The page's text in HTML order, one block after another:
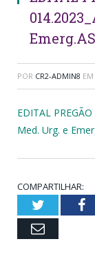
POR CR2-ADMIN8 EM
EDITAL
Med. Urg. e
COMPARTILHAR:
Twitter
Email